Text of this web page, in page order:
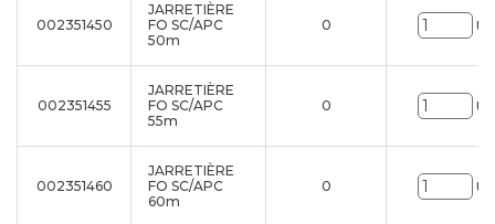
002351450
JARRETIÈRE
FO SC/APC
50m
0
002351455
JARRETIÈRE
FO SC/APC
55m
0
002351460
JARRETIÈRE
FO SC/APC
60m
0